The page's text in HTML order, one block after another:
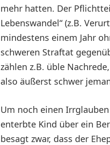
mehr hatten. Der
Lebenswandel“ (z.B.
mindestens einem Jahr
schweren Straftat
zählen z.B. üble
also äußerst schwer
Um noch einen
enterbte Kind über ein
besagt zwar, dass der